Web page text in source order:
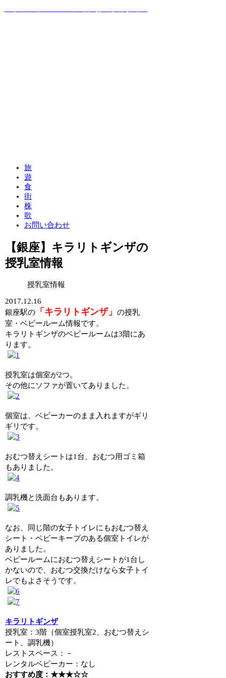
旅
遊
食
街
株
歌
お問い合わせ
【銀座】キラリトギンザの
授乳室情報
授乳室情報
2017.12.16
銀座駅の
「キラリトギンザ」の授乳
室・ベビールーム情報です。
キラリトギンザのベビールームは3階にあ
ります。
授乳室は個室が2つ。
その他にソファが置いてありました。
個室は、ベビーカーのまま入れますがギリ
ギリです。
おむつ替えシートは1台、おむつ用ゴミ箱
もありました。
調乳機と洗面台もあります。
なお、同じ階の女子トイレにもおむつ替え
シート・ベビーキープのある個室トイレが
ありました。
ベビールームにおむつ替えシートが1台し
かないので、おむつ交換だけなら女子トイ
レでもよさそうです。
キラリトギンザ
授乳室：3階（個室授乳室2、おむつ替えシ
ート、調乳機）
レストスペース：－
レンタルベビーカー：なし
おすすめ度：★★★☆☆